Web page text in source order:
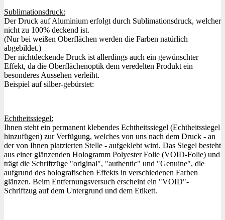
Sublimationsdruck:
Der Druck auf Aluminium erfolgt durch Sublimationsdruck, welcher
nicht zu 100% deckend ist.
(Nur bei weißen Oberflächen werden die Farben natürlich
abgebildet.)
Der nichtdeckende Druck ist allerdings auch ein gewünschter
Effekt, da die Oberflächenoptik dem veredelten Produkt ein
besonderes Aussehen verleiht.
Beispiel auf silber-gebürstet:
Echtheitssiegel:
Ihnen steht ein permanent klebendes Echtheitssiegel (Echtheitssiegel
hinzufügen) zur Verfügung, welches von uns nach dem Druck - an
der von Ihnen platzierten Stelle - aufgeklebt wird. Das Siegel besteht
aus einer glänzenden Hologramm Polyester Folie (VOID-Folie) und
trägt die Schriftzüge "original", "authentic" und "Genuine", die
aufgrund des holografischen Effekts in verschiedenen Farben
glänzen. Beim Entfernungsversuch erscheint ein "VOID"-
Schriftzug auf dem Untergrund und dem Etikett.